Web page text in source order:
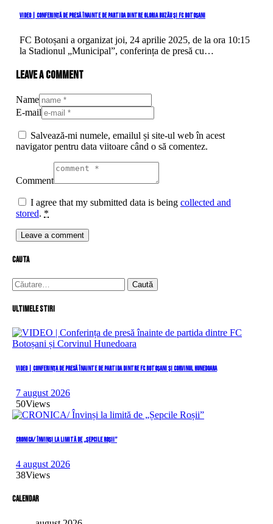
VIDEO | Conferință de presă înainte de partida dintre Gloria Buzău și FC Botoșani
FC Botoșani a organizat joi, 24 aprilie 2025, de la ora 10:15
la Stadionul „Municipal”, conferința de presă cu…
Leave a comment
Name
E-mail
Salvează-mi numele, emailul și site-ul web în acest
navigator pentru data viitoare când o să comentez.
Comment
I agree that my submitted data is being collected and
stored. *
cauta
Caută
după:
Ultimele stiri
VIDEO | Conferința de presă înainte de partida dintre FC Botoșani și Corvinul Hunedoara
7 august 2026
50Views
CRONICA/ Învinși la limită de „Șepcile Roșii”
4 august 2026
38Views
Calendar